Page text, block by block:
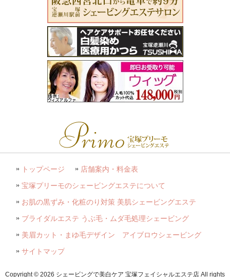
トップページ 店舗案内・料金表
宝塚プリーモのシェービングエステについて
お肌の黒ずみ・化粧のり対策 美肌シェービングエステ
ブライダルエステ うぶ毛・ムダ毛処理シェービング
美眉カット・まゆ毛デザイン アイブロウシェービング
サイトマップ
Copyright © 2026 シェービングで美白ケア 宝塚フェイシャルエステ店 All rights